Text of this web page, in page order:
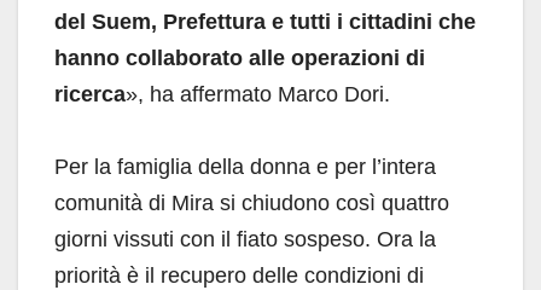
del Suem, Prefettura e tutti i cittadini che
hanno collaborato alle operazioni di
ricerca», ha affermato Marco Dori.
Per la famiglia della donna e per l’intera
comunità di Mira si chiudono così quattro
giorni vissuti con il fiato sospeso. Ora la
priorità è il recupero delle condizioni di